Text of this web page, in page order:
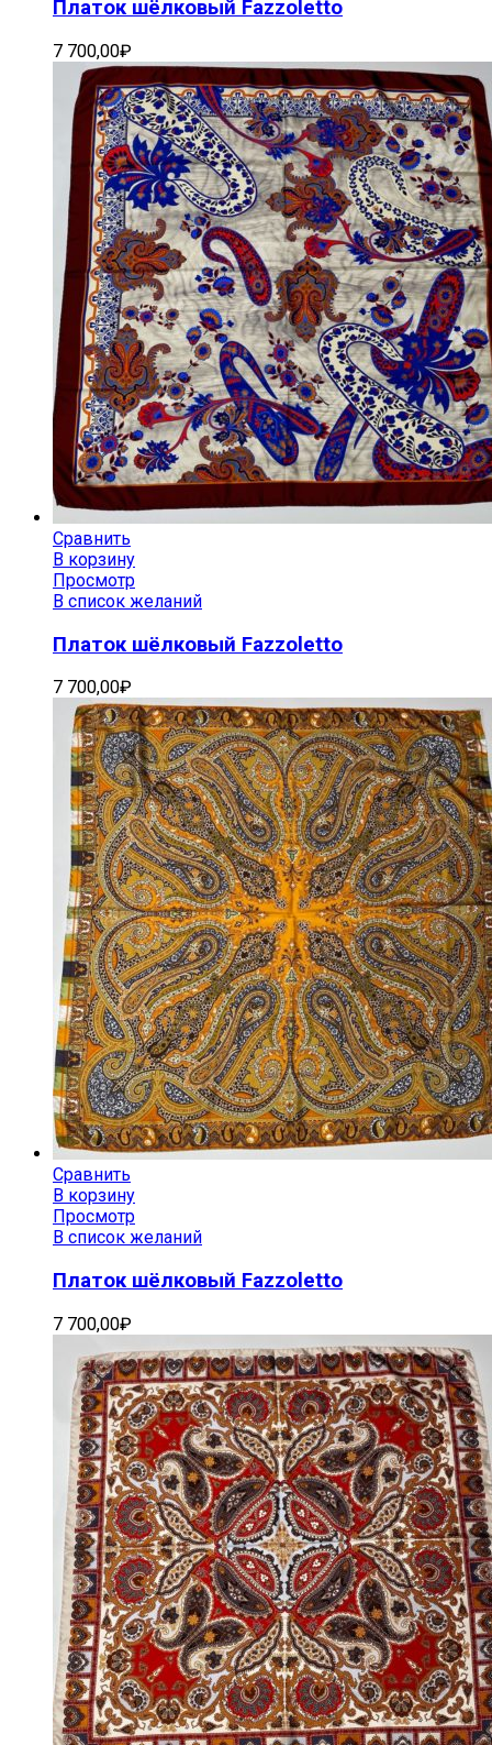
Платок шёлковый Fazzoletto
7 700,00₽
Сравнить
В корзину
Просмотр
В список желаний
Платок шёлковый Fazzoletto
7 700,00₽
Сравнить
В корзину
Просмотр
В список желаний
Платок шёлковый Fazzoletto
7 700,00₽